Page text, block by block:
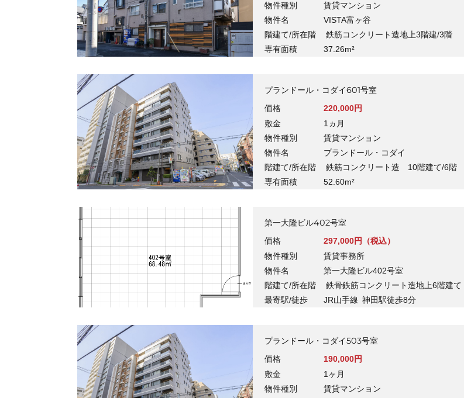
物件種別
賃貸マンション
物件名
VISTA富ヶ谷
階建て/所在階
鉄筋コンクリート造地上3階建/3階
専有面積
37.26m²
プランドール・コダイ601号室
価格 220,000円
敷金
1ヵ月
物件種別
賃貸マンション
物件名
プランドール・コダイ
階建て/所在階
鉄筋コンクリート造 10階建て/6階
専有面積
52.60m²
第一大隆ビル402号室
価格 297,000円（税込）
物件種別
賃貸事務所
物件名
第一大隆ビル402号室
階建て/所在階
鉄骨鉄筋コンクリート造地上6階建
最寄駅/徒歩
JR山手線 神田駅徒歩8分
プランドール・コダイ503号室
価格 190,000円
敷金
1ヶ月
物件種別
賃貸マンション